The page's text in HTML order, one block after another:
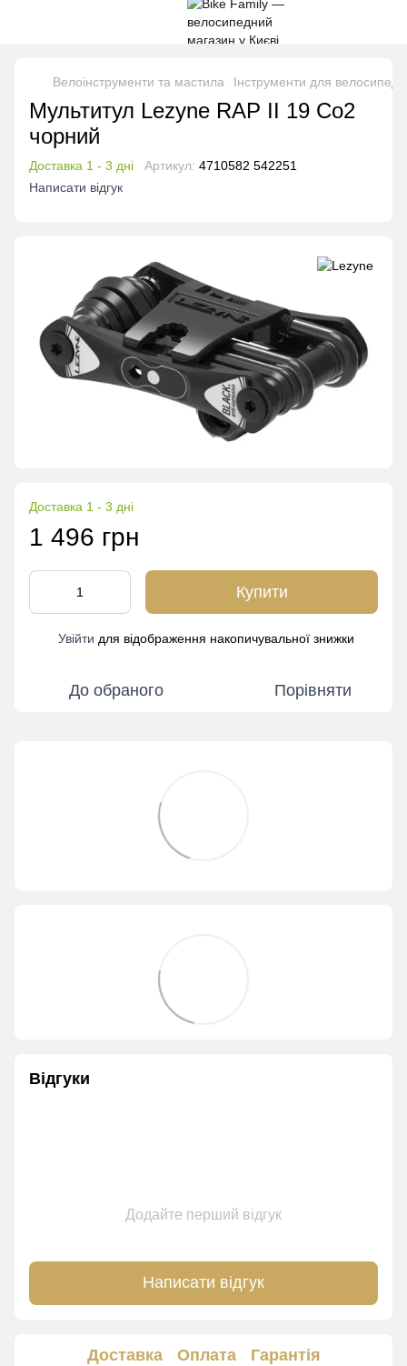
Велоінструменти та мастила Інструменти для велосипеда
Мультитул Lezyne RAP II 19 Co2
чорний
Доставка 1 - 3 дні Артикул: 4710582 542251
Написати відгук
Доставка 1 - 3 дні
1 496 грн
Купити
Увійти для відображення накопичувальної знижки
До обраного Порівняти
Відгуки
Додайте перший відгук
Написати відгук
Доставка Оплата Гарантія